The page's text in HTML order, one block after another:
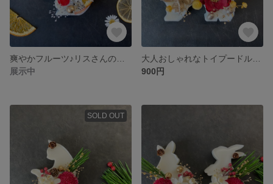
展示中
900円
SOLD OUT